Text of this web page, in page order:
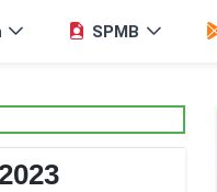
SPMB